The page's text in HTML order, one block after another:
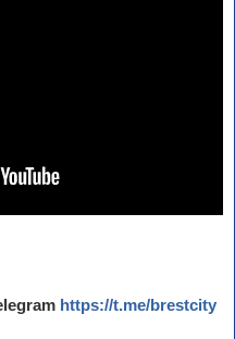
https://t.me/brestcity